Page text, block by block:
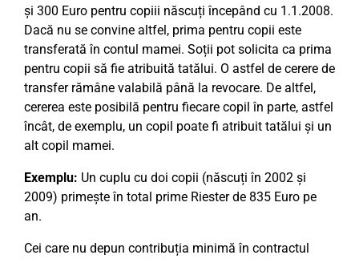
și 300 Euro pentru copiii născuți începând cu 1.1.2008.
Dacă nu se convine altfel, prima pentru copii este
transferată în contul mamei. Soții pot solicita ca prima
pentru copii să fie atribuită tatălui. O astfel de cerere de
transfer rămâne valabilă până la revocare. De altfel,
cererea este posibilă pentru fiecare copil în parte, astfel
încât, de exemplu, un copil poate fi atribuit tatălui și un
alt copil mamei.
Exemplu: Un cuplu cu doi copii (născuți în 2002 și
2009) primește în total prime Riester de 835 Euro pe
an.
Cei care nu depun contribuția minimă în contractul